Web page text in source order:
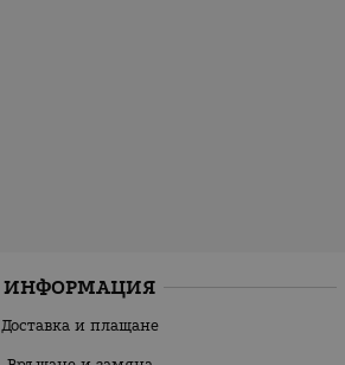
ИНФОРМАЦИЯ
Доставка и плащане